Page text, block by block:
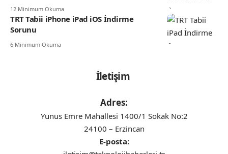
12 Minimum Okuma
TRT Tabii iPhone iPad iOS İndirme
Sorunu
6 Minimum Okuma
İletişim
Adres:
Yunus Emre Mahallesi 1400/1 Sokak No:2
24100 – Erzincan
E-posta: